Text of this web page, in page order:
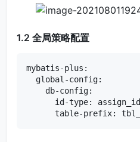
1.2 全局策略配置
mybatis-plus:
  global-config:
    db-config:
      id-type: assign_id
      table-prefix: tbl_